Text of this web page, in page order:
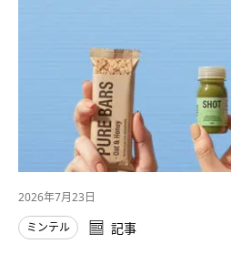
2026年7月23日
ミンテル
記事